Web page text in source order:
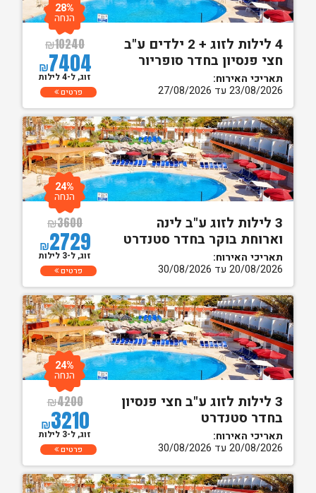
4 לילות לזוג + 2 ילדים ע"ב
חצי פנסיון בחדר סופריור
תאריכי האירוח:
23/08/2026 עד 27/08/2026
₪10240
₪7404
28%
הנחה
זוג, ל-4 לילות
פרטים
3 לילות לזוג ע"ב לינה
וארוחת בוקר בחדר סטנדרט
תאריכי האירוח:
20/08/2026 עד 30/08/2026
₪3600
₪2729
24%
הנחה
זוג, ל-3 לילות
פרטים
3 לילות לזוג ע"ב חצי פנסיון
בחדר סטנדרט
תאריכי האירוח:
20/08/2026 עד 30/08/2026
₪4200
₪3210
24%
הנחה
זוג, ל-3 לילות
פרטים